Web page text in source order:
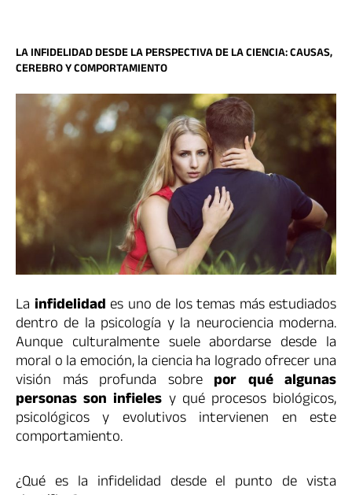
LA INFIDELIDAD DESDE LA PERSPECTIVA DE LA CIENCIA: CAUSAS,
CEREBRO Y COMPORTAMIENTO
La infidelidad es uno de los temas más estudiados
dentro de la psicología y la neurociencia moderna.
Aunque culturalmente suele abordarse desde la
moral o la emoción, la ciencia ha logrado ofrecer una
visión más profunda sobre por qué algunas
personas son infieles y qué procesos biológicos,
psicológicos y evolutivos intervienen en este
comportamiento.
¿Qué es la infidelidad desde el punto de vista